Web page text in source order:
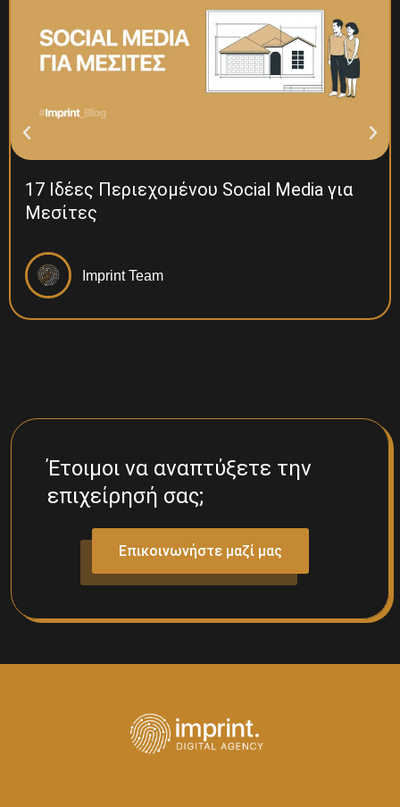
17 Ιδέες Περιεχομένου Social Media για
Μεσίτες
Imprint Team
Έτοιμοι να αναπτύξετε την
επιχείρησή σας;
Επικοινωνήστε μαζί μας